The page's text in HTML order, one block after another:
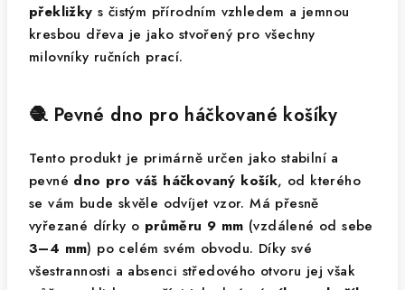
překližky s čistým přírodním vzhledem a jemnou
kresbou dřeva je jako stvořený pro všechny
milovníky ručních prací.
🧶 Pevné dno pro háčkované košíky
Tento produkt je primárně určen jako stabilní a
pevné dno pro váš háčkovaný košík, od kterého
se vám bude skvěle odvíjet vzor. Má přesně
vyřezané dírky o průměru 9 mm (vzdálené od sebe
3–4 mm) po celém svém obvodu. Díky své
všestrannosti a absenci středového otvoru jej však